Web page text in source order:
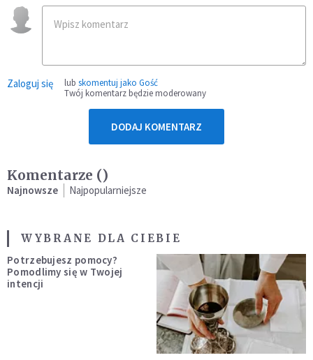
Zaloguj się lub skomentuj jako Gość
Twój komentarz będzie moderowany
DODAJ KOMENTARZ
Komentarze ()
Najnowsze Najpopularniejsze
WYBRANE DLA CIEBIE
Potrzebujesz pomocy?
Pomodlimy się w Twojej
intencji